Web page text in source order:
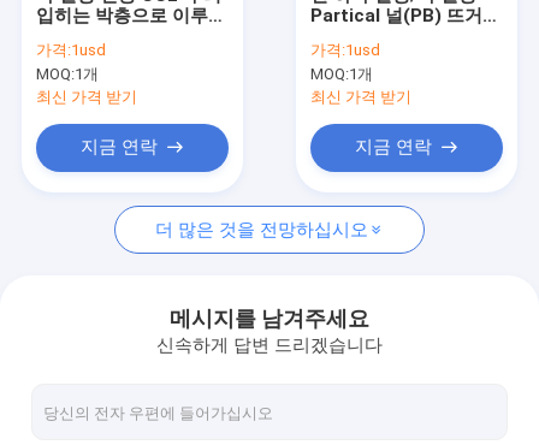
조회를 요청하다
가열 플래튼
볼스터 플레이트
전기 가열 플래튼
입히는 박층으로 이루어
한 주문품 단 하나 활동
실린더
가격:1usd
MOQ:1개
최신 가격 받기
지금 연락
Partical 널(PB) 뜨거운
하나 활동 실린더
가격:1usd
MOQ:1개
최신 가격 받기
지금 연락
더 많은 것을 전망하십시오
메시지를 남겨주세요
신속하게 답변 드리겠습니다